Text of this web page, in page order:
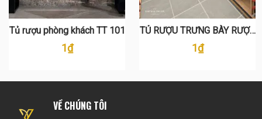
Tủ rượu phòng khách TT 101
1₫
TỦ RƯỢU TRƯNG BÀY RƯỢU
LT 130
1₫
VỀ CHÚNG TÔI